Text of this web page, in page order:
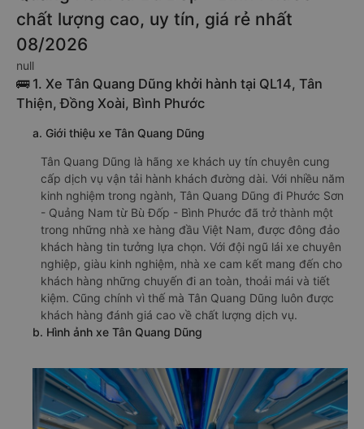
chất lượng cao, uy tín, giá rẻ nhất
08/2026
null
🚌 1. Xe Tân Quang Dũng khởi hành tại QL14, Tân
Thiện, Đồng Xoài, Bình Phước
a. Giới thiệu xe Tân Quang Dũng
Tân Quang Dũng là hãng xe khách uy tín chuyên cung
cấp dịch vụ vận tải hành khách đường dài. Với nhiều năm
kinh nghiệm trong ngành, Tân Quang Dũng đi Phước Sơn
- Quảng Nam từ Bù Đốp - Bình Phước đã trở thành một
trong những nhà xe hàng đầu Việt Nam, được đông đảo
khách hàng tin tưởng lựa chọn. Với đội ngũ lái xe chuyên
nghiệp, giàu kinh nghiệm, nhà xe cam kết mang đến cho
khách hàng những chuyến đi an toàn, thoải mái và tiết
kiệm. Cũng chính vì thế mà Tân Quang Dũng luôn được
khách hàng đánh giá cao về chất lượng dịch vụ.
b. Hình ảnh xe Tân Quang Dũng